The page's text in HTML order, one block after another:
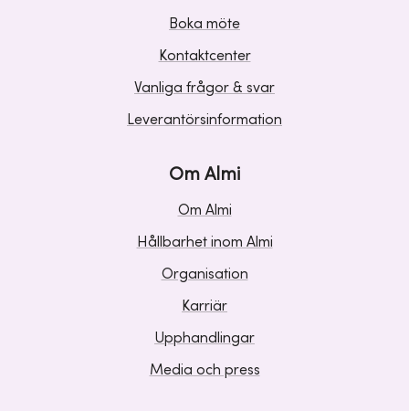
Boka möte
Kontaktcenter
Vanliga frågor & svar
Leverantörsinformation
Om Almi
Om Almi
Hållbarhet inom Almi
Organisation
Karriär
Upphandlingar
Media och press